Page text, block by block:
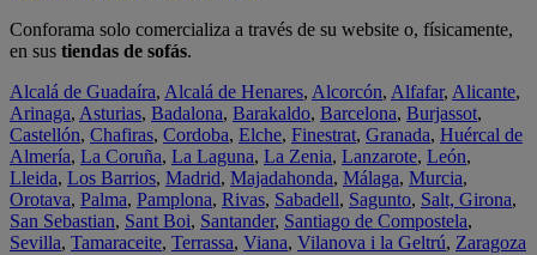
Conforama solo comercializa a través de su website o, físicamente,
en sus tiendas de sofás.
Alcalá de Guadaíra, Alcalá de Henares, Alcorcón, Alfafar, Alicante,
Arinaga, Asturias, Badalona, Barakaldo, Barcelona, Burjassot,
Castellón, Chafiras, Cordoba, Elche, Finestrat, Granada, Huércal de
Almería, La Coruña, La Laguna, La Zenia, Lanzarote, León,
Lleida, Los Barrios, Madrid, Majadahonda, Málaga, Murcia,
Orotava, Palma, Pamplona, Rivas, Sabadell, Sagunto, Salt, Girona,
San Sebastian, Sant Boi, Santander, Santiago de Compostela,
Sevilla, Tamaraceite, Terrassa, Viana, Vilanova i la Geltrú, Zaragoza